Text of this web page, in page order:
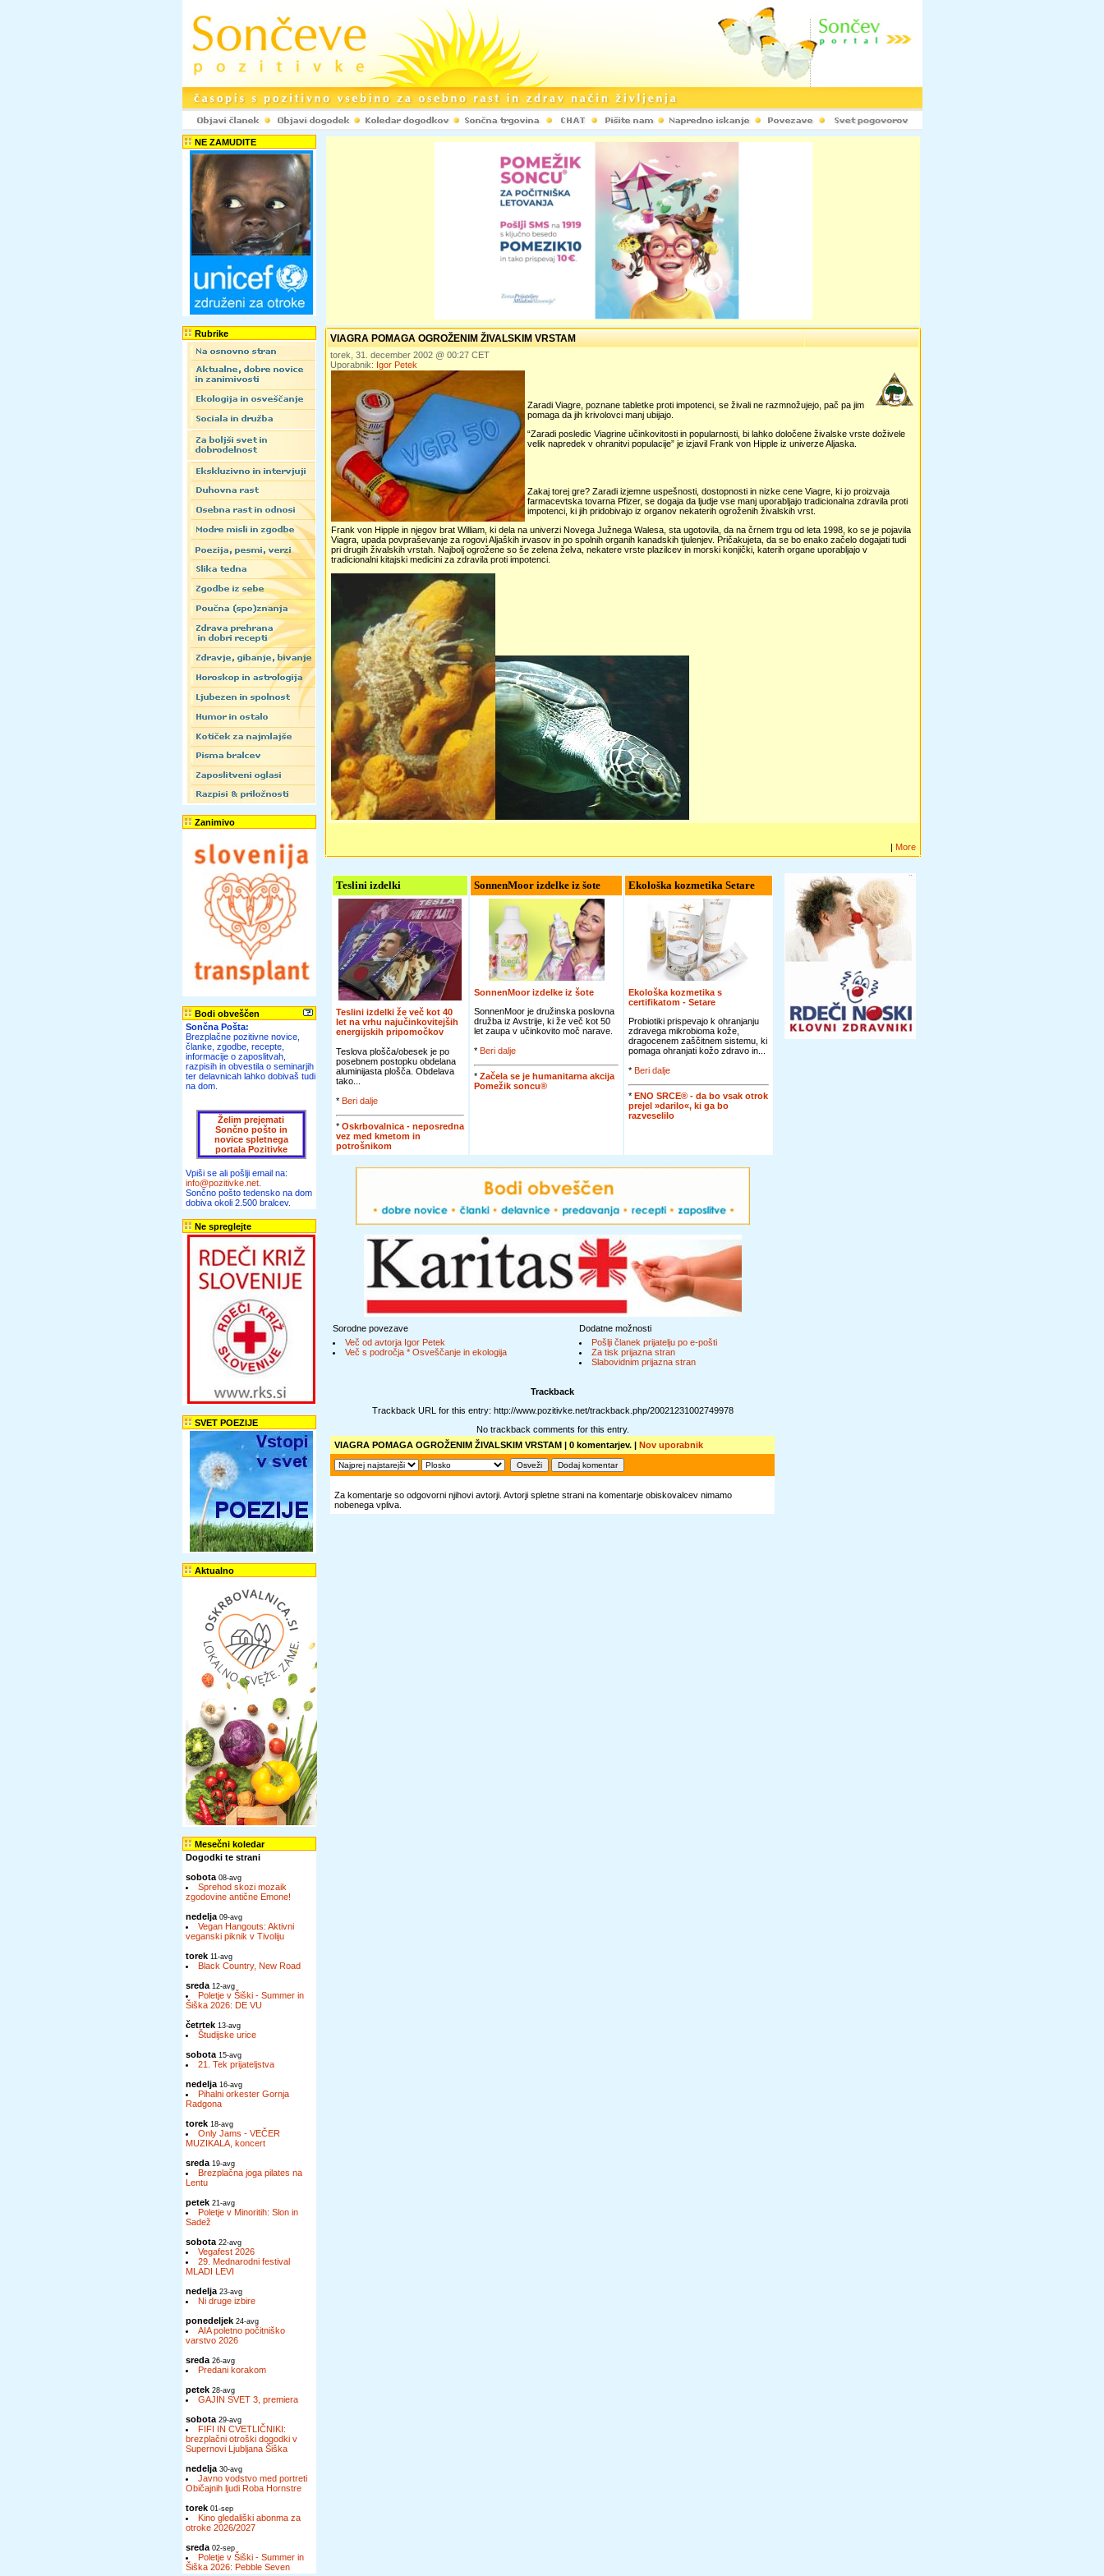
NE ZAMUDITE
Rubrike
Zanimivo
Bodi obveščen
Sončna Pošta:
Brezplačne pozitivne novice,
članke, zgodbe, recepte,
informacije o zaposlitvah,
razpisih in obvestila o seminarjih
ter delavnicah lahko dobivaš tudi
na dom.
Želim prejemati
Sončno pošto in
novice spletnega
portala Pozitivke
Vpiši se ali pošlji email na:
info@pozitivke.net
Sončno pošto tedensko na dom
dobiva okoli 2.500 bralcev.
Ne spreglejte
SVET POEZIJE
Aktualno
Mesečni koledar
Dogodki te strani
sobota 08-avg
Sprehod skozi mozaik
zgodovine antične Emone!
nedelja 09-avg
Vegan Hangouts: Aktivni
veganski piknik v Tivoliju
torek 11-avg
Black Country, New Road
sreda 12-avg
Poletje v Šiški - Summer in
Šiška 2026: DE VU
četrtek 13-avg
Študijske urice
sobota 15-avg
21. Tek prijateljstva
nedelja 16-avg
Pihalni orkester Gornja
Radgona
torek 18-avg
Only Jams - VEČER
MUZIKALA, koncert
sreda 19-avg
Brezplačna joga pilates na
Lentu
petek 21-avg
Poletje v Minoritih: Slon in
Sadež
sobota 22-avg
Vegafest 2026
29. Mednarodni festival
MLADI LEVI
nedelja 23-avg
Ni druge izbire
ponedeljek 24-avg
AIA poletno počitniško
varstvo 2026
sreda 26-avg
Predani korakom
petek 28-avg
GAJIN SVET 3, premiera
sobota 29-avg
FIFI IN CVETLIČNIKI:
brezplačni otroški dogodki v
Supernovi Ljubljana Šiška
nedelja 30-avg
Javno vodstvo med portreti
Običajnih ljudi Roba Hornstre
torek 01-sep
Kino gledališki abonma za
otroke 2026/2027
sreda 02-sep
Poletje v Šiški - Summer in
Šiška 2026: Pebble Seven
VIAGRA POMAGA OGROŽENIM ŽIVALSKIM VRSTAM
torek, 31. december 2002 @ 00:27 CET
Uporabnik: Igor Petek
Zaradi Viagre, poznane tabletke proti impotenci, se živali ne razmnožujejo, pač pa jim
pomaga da jih krivolovci manj ubijajo.
“Zaradi posledic Viagrine učinkovitosti in popularnosti, bi lahko določene živalske vrste doživele
velik napredek v ohranitvi populacije” je izjavil Frank von Hipple iz univerze Aljaska.
Zakaj torej gre? Zaradi izjemne uspešnosti, dostopnosti in nizke cene Viagre, ki jo proizvaja
farmacevtska tovarna Pfizer, se dogaja da ljudje vse manj uporabljajo tradicionalna zdravila proti
impotenci, ki jih pridobivajo iz organov nekaterih ogroženih živalskih vrst.
Frank von Hipple in njegov brat William, ki dela na univerzi Novega Južnega Walesa, sta ugotovila, da na črnem trgu od leta 1998, ko se je pojavila
Viagra, upada povpraševanje za rogovi Aljaških irvasov in po spolnih organih kanadskih tjulenjev. Pričakujeta, da se bo enako začelo dogajati tudi
pri drugih živalskih vrstah. Najbolj ogrožene so še zelena želva, nekatere vrste plazilcev in morski konjički, katerih organe uporabljajo v
tradicionalni kitajski medicini za zdravila proti impotenci.
| More
Teslini izdelki
Teslini izdelki že več kot 40
let na vrhu najučinkovitejših
energijskih pripomočkov
Teslova plošča/obesek je po
posebnem postopku obdelana
aluminijasta plošča. Obdelava
tako...
* Beri dalje
* Oskrbovalnica - neposredna
vez med kmetom in
potrošnikom
SonnenMoor izdelke iz šote
SonnenMoor izdelke iz šote
SonnenMoor je družinska poslovna
družba iz Avstrije, ki že več kot 50
let zaupa v učinkovito moč narave.
* Beri dalje
* Začela se je humanitarna akcija
Pomežik soncu®
Ekološka kozmetika Setare
Ekološka kozmetika s
certifikatom - Setare
Probiotiki prispevajo k ohranjanju
zdravega mikrobioma kože,
dragocenem zaščitnem sistemu, ki
pomaga ohranjati kožo zdravo in...
* Beri dalje
* ENO SRCE® - da bo vsak otrok
prejel »darilo«, ki ga bo
razveselilo
Sorodne povezave
Več od avtorja Igor Petek
Več s področja * Osveščanje in ekologija
Dodatne možnosti
Pošlji članek prijatelju po e-pošti
Za tisk prijazna stran
Slabovidnim prijazna stran
Trackback
Trackback URL for this entry: http://www.pozitivke.net/trackback.php/20021231002749978
No trackback comments for this entry.
VIAGRA POMAGA OGROŽENIM ŽIVALSKIM VRSTAM | 0 komentarjev. | Nov uporabnik
Za komentarje so odgovorni njihovi avtorji. Avtorji spletne strani na komentarje obiskovalcev nimamo
nobenega vpliva.